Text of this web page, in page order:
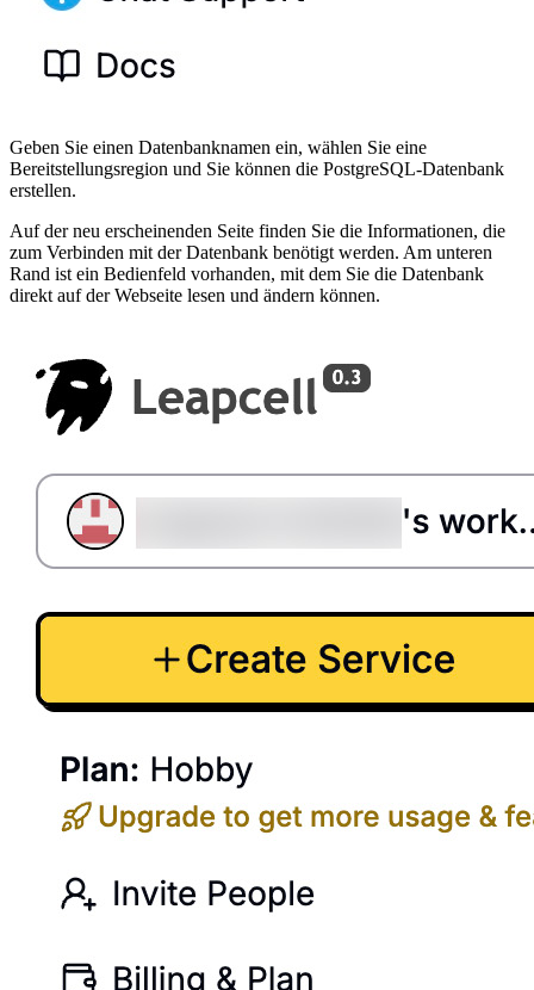
Geben Sie einen Datenbanknamen ein, wählen Sie eine
Bereitstellungsregion und Sie können die PostgreSQL-Datenbank
erstellen.
Auf der neu erscheinenden Seite finden Sie die Informationen, die
zum Verbinden mit der Datenbank benötigt werden. Am unteren
Rand ist ein Bedienfeld vorhanden, mit dem Sie die Datenbank
direkt auf der Webseite lesen und ändern können.